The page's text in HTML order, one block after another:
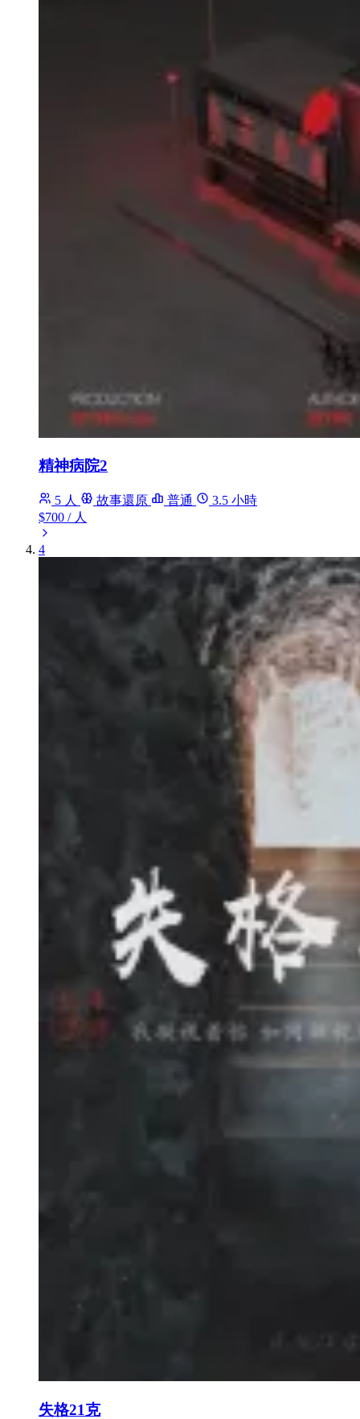
精神病院2
5 人 故事還原 普通
3.5 小時
$700 / 人
4
失格21克